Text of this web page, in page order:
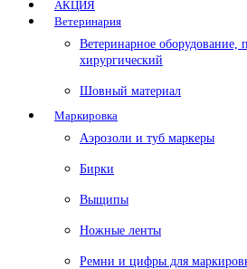
АКЦИЯ
Ветеринария
Ветеринарное оборудование,
хирургический
Шовный материал
Маркировка
Аэрозоли и туб маркеры
Бирки
Выщипы
Ножные ленты
Ремни и цифры для